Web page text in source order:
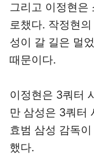
그리고 이정현
로챘다. 작정현
성이 갈 길은 멀
때문이다.
이정현은 3쿼터
만 삼성은 3쿼터
효범 삼성 감독
했다.